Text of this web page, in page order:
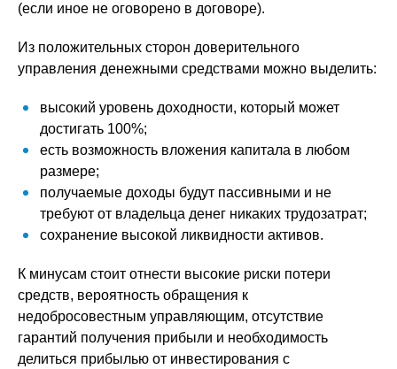
(если иное не оговорено в договоре).
Из положительных сторон доверительного
управления денежными средствами можно выделить:
высокий уровень доходности, который может
достигать 100%;
есть возможность вложения капитала в любом
размере;
получаемые доходы будут пассивными и не
требуют от владельца денег никаких трудозатрат;
сохранение высокой ликвидности активов.
К минусам стоит отнести высокие риски потери
средств, вероятность обращения к
недобросовестным управляющим, отсутствие
гарантий получения прибыли и необходимость
делиться прибылью от инвестирования с